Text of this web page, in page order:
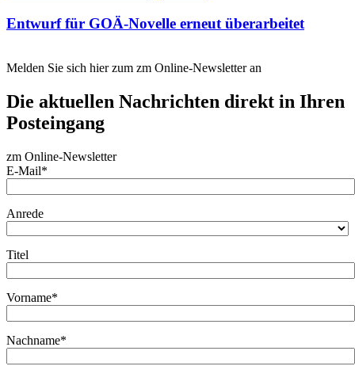
Entwurf für GOÄ-Novelle erneut überarbeitet
Melden Sie sich hier zum zm Online-Newsletter an
Die aktuellen Nachrichten direkt in Ihren
Posteingang
zm Online-Newsletter
E-Mail*
Anrede
Titel
Vorname*
Nachname*